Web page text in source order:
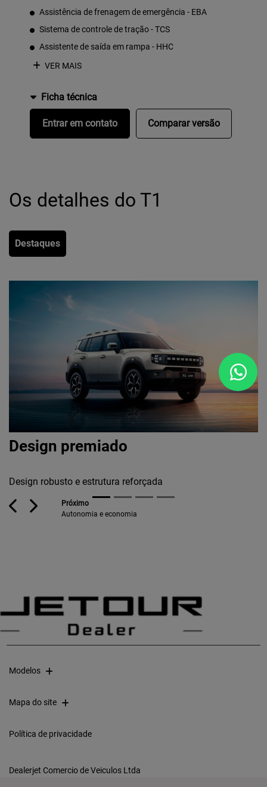
Assistência de frenagem de emergência - EBA
Sistema de controle de tração - TCS
Assistente de saída em rampa - HHC
VER MAIS
Ficha técnica
Entrar em contato Comparar versão
Os detalhes do T1
Destaques
Design premiado
Design robusto e estrutura reforçada
PreviousNext
Modelos
Mapa do site
Política de privacidade
Dealerjet Comercio de Veiculos Ltda